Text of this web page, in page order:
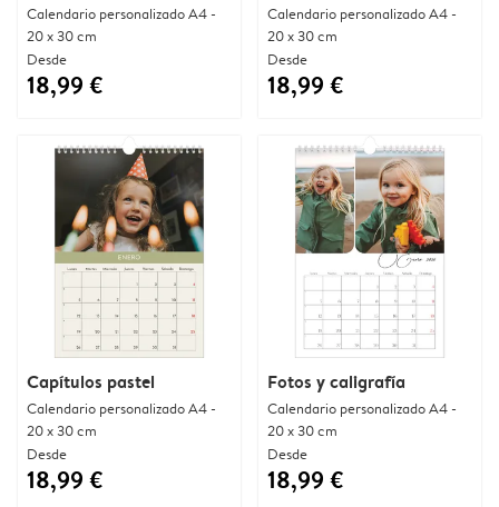
Calendario personalizado A4 -
20 x 30 cm
Desde
18,99 €
Calendario personalizado A4 -
20 x 30 cm
Desde
18,99 €
Capítulos pastel
Calendario personalizado A4 -
20 x 30 cm
Desde
18,99 €
Fotos y caligrafía
Calendario personalizado A4 -
20 x 30 cm
Desde
18,99 €